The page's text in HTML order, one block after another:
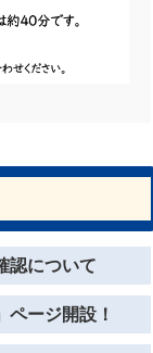
認について
ページ開設！